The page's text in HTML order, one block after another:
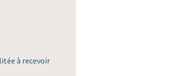
à recevoir